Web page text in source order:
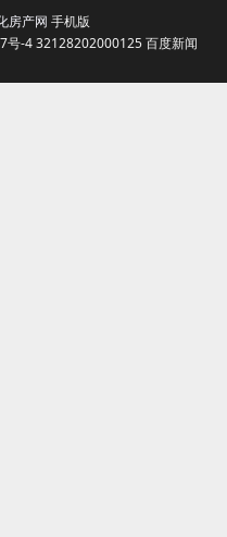
房产网 手机版
号-432128202000125百度新闻